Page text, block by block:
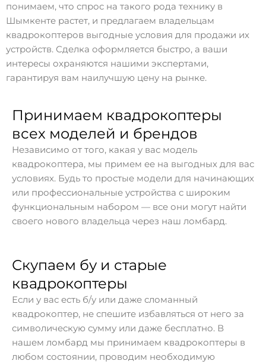
понимаем, что спрос на такого рода технику в
Шымкенте растет, и предлагаем владельцам
квадрокоптеров выгодные условия для продажи их
устройств. Сделка оформляется быстро, а ваши
интересы охраняются нашими экспертами,
гарантируя вам наилучшую цену на рынке.
Принимаем квадрокоптеры
всех моделей и брендов
Независимо от того, какая у вас модель
квадрокоптера, мы примем ее на выгодных для вас
условиях. Будь то простые модели для начинающих
или профессиональные устройства с широким
функциональным набором — все они могут найти
своего нового владельца через наш ломбард.
Скупаем бу и старые
квадрокоптеры
Если у вас есть б/у или даже сломанный
квадрокоптер, не спешите избавляться от него за
символическую сумму или даже бесплатно. В
нашем ломбард мы принимаем квадрокоптеры в
любом состоянии, проводим необходимую